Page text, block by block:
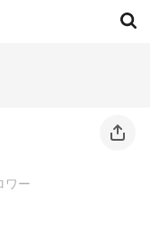
ワー